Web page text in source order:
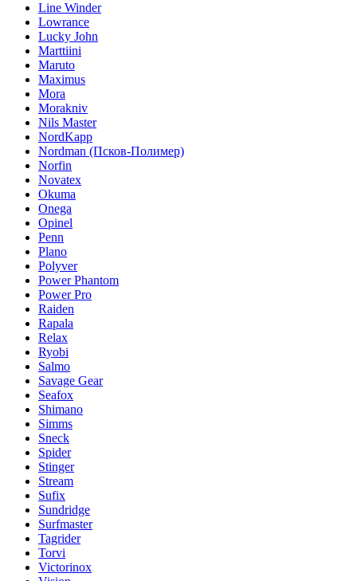
Line Winder
Lowrance
Lucky John
Marttiini
Maruto
Maximus
Mora
Morakniv
Nils Master
NordKapp
Nordman (Псков-Полимер)
Norfin
Novatex
Okuma
Onega
Opinel
Penn
Plano
Polyver
Power Phantom
Power Pro
Raiden
Rapala
Relax
Ryobi
Salmo
Savage Gear
Seafox
Shimano
Simms
Sneck
Spider
Stinger
Stream
Sufix
Sundridge
Surfmaster
Tagrider
Torvi
Victorinox